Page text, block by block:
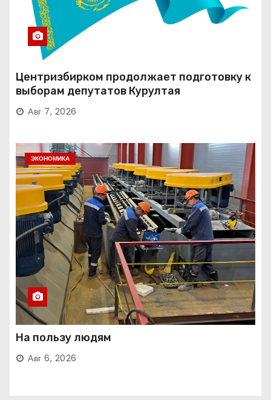
Центризбирком продолжает подготовку к
выборам депутатов Курултая
Авг 7, 2026
ЭКОНОМИКА
На пользу людям
Авг 6, 2026